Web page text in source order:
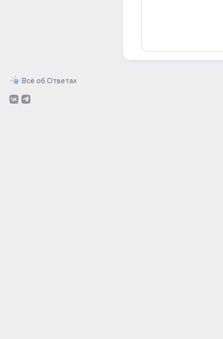
Всё об Ответах